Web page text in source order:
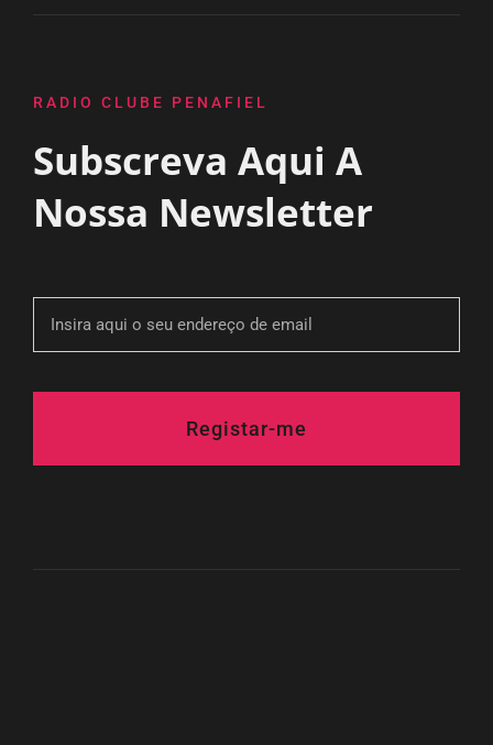
RADIO CLUBE PENAFIEL
Subscreva Aqui A
Nossa Newsletter
Registar-me